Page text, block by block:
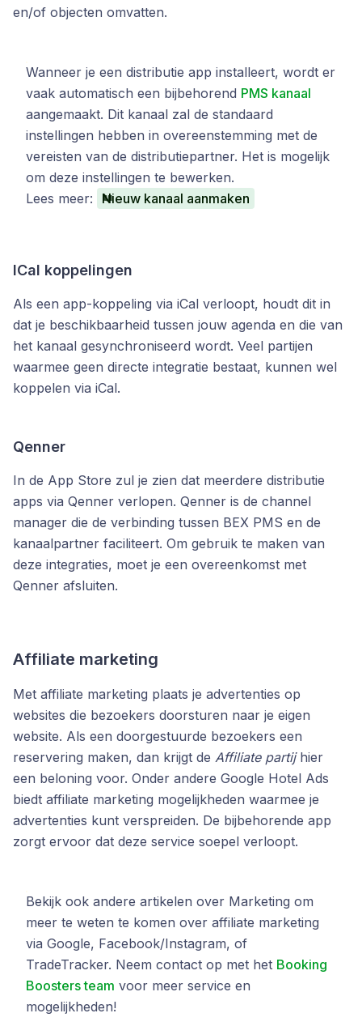
en/of objecten omvatten.
Wanneer je een distributie app installeert, wordt er
vaak automatisch een bijbehorend PMS kanaal
aangemaakt. Dit kanaal zal de standaard
instellingen hebben in overeenstemming met de
vereisten van de distributiepartner. Het is mogelijk
om deze instellingen te bewerken.
Lees meer:
Nieuw kanaal aanmaken
ICal koppelingen
Als een app-koppeling via iCal verloopt, houdt dit in
dat je beschikbaarheid tussen jouw agenda en die van
het kanaal gesynchroniseerd wordt. Veel partijen
waarmee geen directe integratie bestaat, kunnen wel
koppelen via iCal.
Qenner
In de App Store zul je zien dat meerdere distributie
apps via Qenner verlopen. Qenner is de channel
manager die de verbinding tussen BEX PMS en de
kanaalpartner faciliteert. Om gebruik te maken van
deze integraties, moet je een overeenkomst met
Qenner afsluiten.
Affiliate marketing
Met affiliate marketing plaats je advertenties op
websites die bezoekers doorsturen naar je eigen
website. Als een doorgestuurde bezoekers een
reservering maken, dan krijgt de Affiliate partijhier
een beloning voor. Onder andere Google Hotel Ads
biedt affiliate marketing mogelijkheden waarmee je
advertenties kunt verspreiden. De bijbehorende app
zorgt ervoor dat deze service soepel verloopt.
Bekijk ook andere artikelen over Marketing om
meer te weten te komen over affiliate marketing
via Google, Facebook/Instagram, of
TradeTracker. Neem contact op met het Booking
Boosters team voor meer service en
mogelijkheden!